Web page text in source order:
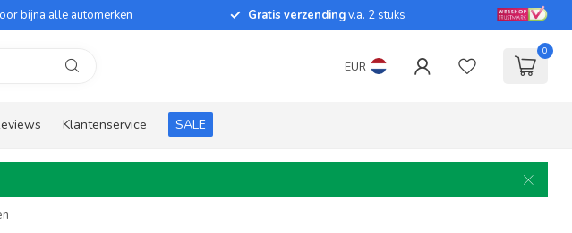
bijna alle automerken Gratis verzendingv.a. 2 stuks
EUR
0
Klantenservice SALE